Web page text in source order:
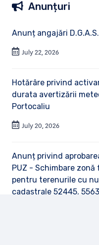
Anunțuri
Anunț angajări
July 22, 2026
Hotărâre privind
durata avertizării
Portocaliu
July 20, 2026
Anunț privind
PUZ - Schimbare
pentru terenurile cu
cadastrale 52445,